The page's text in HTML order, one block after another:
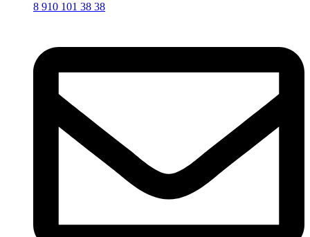
8 910 101 38 38